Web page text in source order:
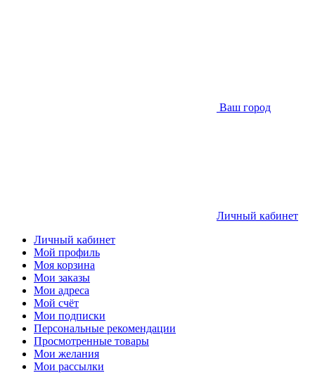
Ваш город
Личный кабинет
Личный кабинет
Мой профиль
Моя корзина
Мои заказы
Мои адреса
Мой счёт
Мои подписки
Персональные рекомендации
Просмотренные товары
Мои желания
Мои рассылки